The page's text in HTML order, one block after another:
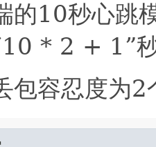
的10秒心跳
* 2 + 1”
包容忍度为2